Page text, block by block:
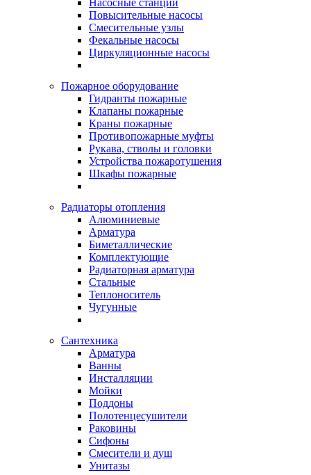
Насосные станции
Повысительные насосы
Смесительные узлы
Фекальные насосы
Циркуляционные насосы
Пожарное оборудование
Гидранты пожарные
Клапаны пожарные
Краны пожарные
Противопожарные муфты
Рукава, стволы и головки
Устройства пожаротушения
Шкафы пожарные
Радиаторы отопления
Алюминиевые
Арматура
Биметаллические
Комплектующие
Радиаторная арматура
Стальные
Теплоноситель
Чугунные
Сантехника
Арматура
Ванны
Инсталляции
Мойки
Поддоны
Полотенцесушители
Раковины
Сифоны
Смесители и душ
Унитазы